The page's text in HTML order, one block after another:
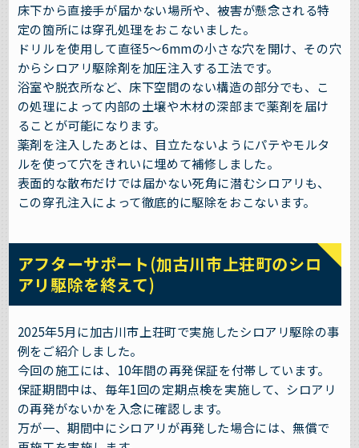
床下から直接手が届かない場所や、被害が懸念される特
定の箇所には穿孔処理をおこないました。
ドリルを使用して直径5〜6mmの小さな穴を開け、その穴
からシロアリ駆除剤を加圧注入する工法です。
浴室や脱衣所など、床下空間のない構造の部分でも、こ
の処理によって内部の土壌や木材の深部まで薬剤を届け
ることが可能になります。
薬剤を注入したあとは、目立たないようにパテやモルタ
ルを使って穴をきれいに埋めて補修しました。
表面的な散布だけでは届かない死角に潜むシロアリも、
この穿孔注入によって徹底的に駆除をおこないます。
アフターサポート(加古川市上荘町のシロ
アリ駆除を終えて)
2025年5月に加古川市上荘町で実施したシロアリ駆除の事
例をご紹介しました。
今回の施工には、10年間の再発保証を付帯しています。
保証期間中は、毎年1回の定期点検を実施して、シロアリ
の再発がないかを入念に確認します。
万が一、期間中にシロアリが再発した場合には、無償で